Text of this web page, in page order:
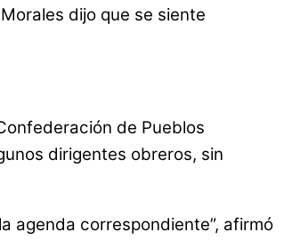
dijo que se siente
de Pueblos
dirigentes obreros, sin
agenda correspondiente”, afirmó